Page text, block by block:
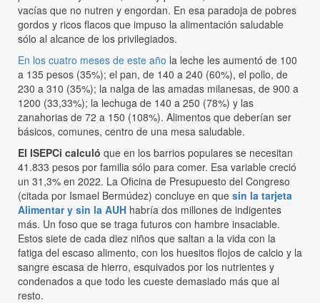
vacías que no nutren y engordan. En esa paradoja de pobres
gordos y ricos flacos que impuso la alimentación saludable
sólo al alcance de los privilegiados.
En los cuatro meses de este año la leche les aumentó de 100
a 135 pesos (35%); el pan, de 140 a 240 (60%), el pollo, de
230 a 310 (35%); la nalga de las amadas milanesas, de 900 a
1200 (33,33%); la lechuga de 140 a 250 (78%) y las
zanahorias de 72 a 150 (108%). Alimentos que deberían ser
básicos, comunes, centro de una mesa saludable.
El ISEPCi calculó que en los barrios populares se necesitan
41.833 pesos por familia sólo para comer. Esa variable creció
un 31,3% en 2022. La Oficina de Presupuesto del Congreso
(citada por Ismael Bermúdez) concluye en que sin la tarjeta
Alimentar y sin la AUH habría dos millones de indigentes
más. Un foso que se traga futuros con hambre insaciable.
Estos siete de cada diez niños que saltan a la vida con la
fatiga del escaso alimento, con los huesitos flojos de calcio y la
sangre escasa de hierro, esquivados por los nutrientes y
condenados a que todo les cueste demasiado más que al
resto.